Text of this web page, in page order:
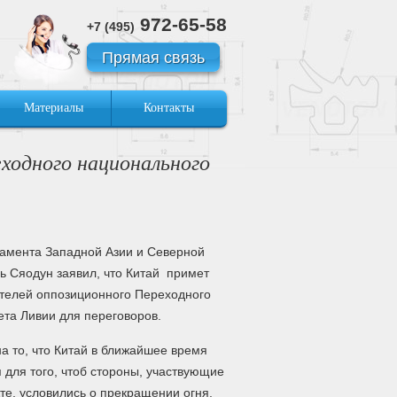
+7 (495) 972-65-58
Прямая связь
Материалы Контакты
национального
Западной Азии и Северной
заявил, что Китай примет
оппозиционного Переходного
Ливии для переговоров.
то, что Китай в ближайшее время
для того, чтоб стороны, участвующие
условились о прекращении огня.